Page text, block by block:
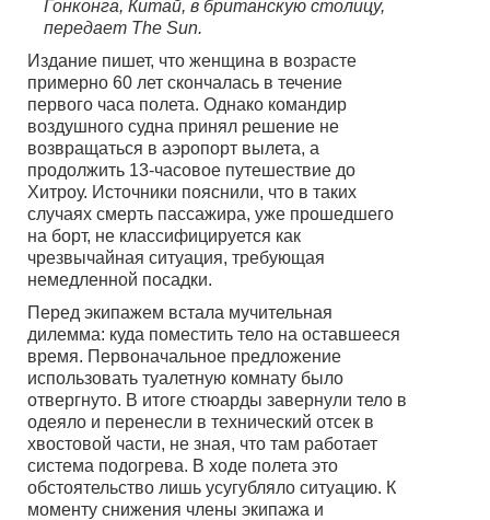
Гонконга, Китай, в британскую столицу,
передает The Sun.
Издание пишет, что женщина в возрасте
примерно 60 лет скончалась в течение
первого часа полета. Однако командир
воздушного судна принял решение не
возвращаться в аэропорт вылета, а
продолжить 13-часовое путешествие до
Хитроу. Источники пояснили, что в таких
случаях смерть пассажира, уже прошедшего
на борт, не классифицируется как
чрезвычайная ситуация, требующая
немедленной посадки.
Перед экипажем встала мучительная
дилемма: куда поместить тело на оставшееся
время. Первоначальное предложение
использовать туалетную комнату было
отвергнуто. В итоге стюарды завернули тело в
одеяло и перенесли в технический отсек в
хвостовой части, не зная, что там работает
система подогрева. В ходе полета это
обстоятельство лишь усугубляло ситуацию. К
моменту снижения члены экипажа и